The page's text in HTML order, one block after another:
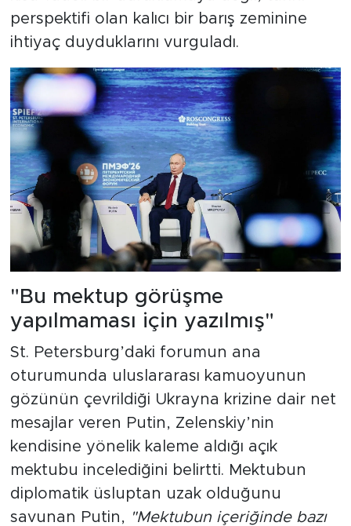
perspektifi olan kalıcı bir barış zeminine
ihtiyaç duyduklarını vurguladı.
"Bu mektup görüşme
yapılmaması için yazılmış"
St. Petersburg’daki forumun ana
oturumunda uluslararası kamuoyunun
gözünün çevrildiği Ukrayna krizine dair net
mesajlar veren Putin, Zelenskiy’nin
kendisine yönelik kaleme aldığı açık
mektubu incelediğini belirtti. Mektubun
diplomatik üsluptan uzak olduğunu
savunan Putin, "Mektubun içeriğinde bazı